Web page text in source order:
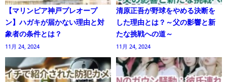
【マリンピア神戸プレオープ
ン】ハガキが届かない理由と対
象者の条件とは？
11月 24, 2024
清原正吾が野球をやめる決断を
した理由とは？～父の影響と新
たな挑戦への道～
11月 24, 2024